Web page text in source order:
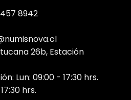
8942
26b, Estación
Lun: 09:00 - 17:30 hrs.
hrs.